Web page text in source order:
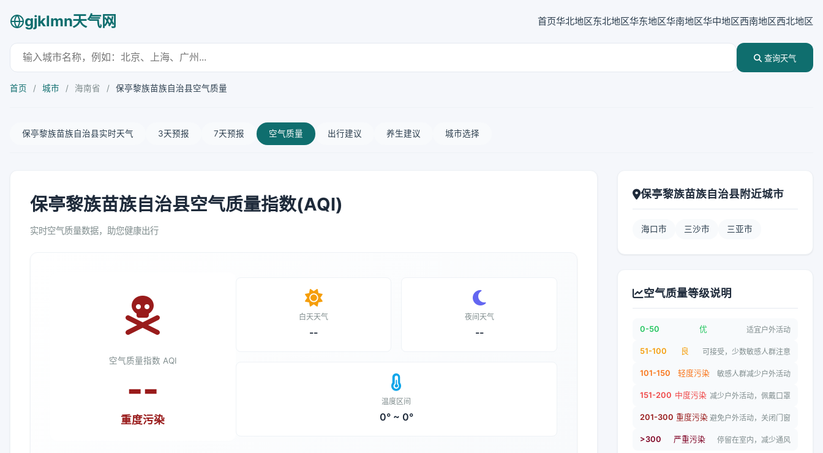
gjklmn天气网 首页华北地区东北地区华东地区华南地区华中地区西南地区西北地区
查询天气
首页 / 城市 / 海南省 / 保亭黎族苗族自治县空气质量
保亭黎族苗族自治县实时天气 3天预报 7天预报 空气质量 出行建议 养生建议 城市选择
保亭黎族苗族自治县空气质量指数(AQI)
实时空气质量数据，助您健康出行
空气质量指数 AQI
--
重度污染
白天天气
--
夜间天气
--
温度区间
0° ~ 0°
保亭黎族苗族自治县附近城市
海口市 三沙市 三亚市
空气质量等级说明
0-50 优 适宜户外活动
51-100 良 可接受，少数敏感人群注意
101-150 轻度污染 敏感人群减少户外活动
151-200 中度污染 减少户外活动，佩戴口罩
201-300 重度污染 避免户外活动，关闭门窗
>300 严重污染 停留在室内，减少通风